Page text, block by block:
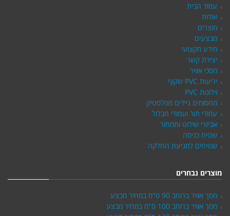
עמוד הבית
אודות
מוצרים
מבצעים
מידע מקצועי
יצירת קשר
מסכי אוויר
יריעות PVC שקוף
וילונות PVC
מחסומים ניידים מפלסטיק
עמודי תור ועמודי חבלול
אביזרי שילוט ותמחור
שטיח כניסה
שטיחים למניעת החלקה
מוצרים נבחרים
מסך אוויר ברוחב 90 ס"מ במחיר מבצע
מסך אוויר ברוחב 100 ס"מ במחיר מבצע